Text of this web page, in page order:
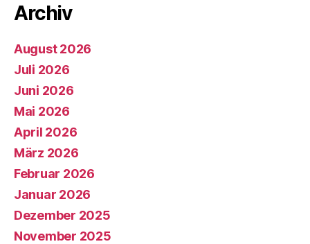
Archiv
August 2026
Juli 2026
Juni 2026
Mai 2026
April 2026
März 2026
Februar 2026
Januar 2026
Dezember 2025
November 2025